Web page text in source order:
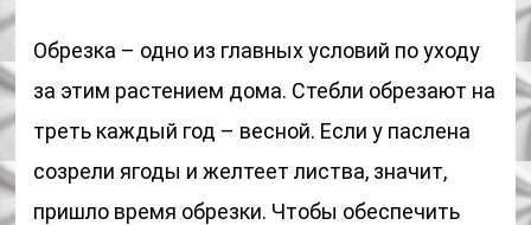
Обрезка – одно из главных условий по уходу
за этим растением дома. Стебли обрезают на
треть каждый год – весной. Если у паслена
созрели ягоды и желтеет листва, значит,
пришло время обрезки. Чтобы обеспечить